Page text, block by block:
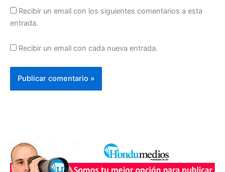
Recibir un email con los siguientes comentarios a esta
entrada.
Recibir un email con cada nueva entrada.